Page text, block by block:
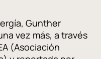
Gunther
vez más, a través
(Asociación